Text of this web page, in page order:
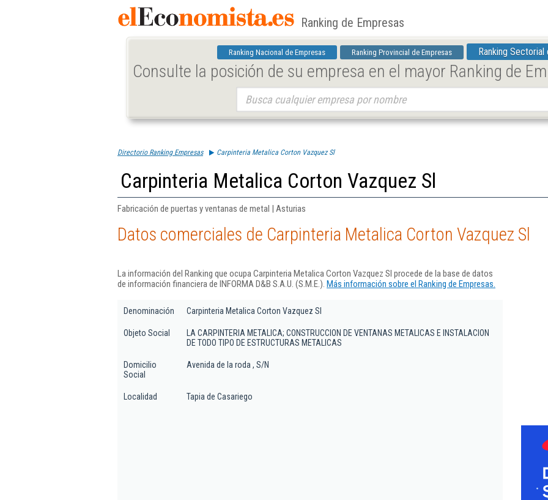
Ranking de Empresas
Ranking Nacional de Empresas Ranking Provincial de Empresas Ranking Sectorial
Consulte la posición de su empresa en el mayor Ranking de
Directorio Ranking Empresas Carpinteria Metalica Corton Vazquez Sl
Carpinteria Metalica Corton Vazquez Sl
Fabricación de puertas y ventanas de metal | Asturias
Datos comerciales de Carpinteria Metalica Corton Vazquez Sl
La información del Ranking que ocupa Carpinteria Metalica Corton Vazquez Sl procede de la base de datos
de información financiera de INFORMA D&B S.A.U. (S.M.E.). Más información sobre el Ranking de Empresas.
Denominación Carpinteria Metalica Corton Vazquez Sl
Objeto Social
LA CARPINTERIA METALICA; CONSTRUCCION DE VENTANAS METALICAS E INSTALACION
DE TODO TIPO DE ESTRUCTURAS METALICAS
Domicilio
Social
Avenida de la roda , S/N
Localidad Tapia de Casariego